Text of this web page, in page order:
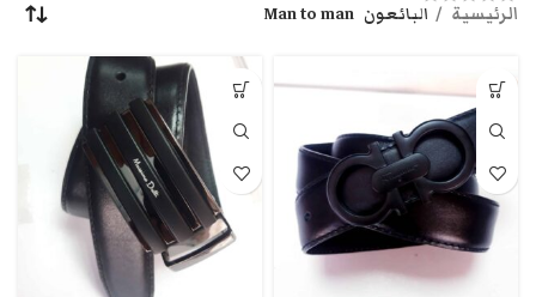
الرئيسية البائعون Man to man